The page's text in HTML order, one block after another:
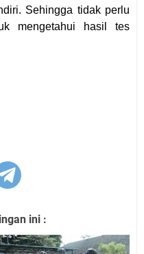
Sehingga tidak perlu
mengetahui hasil tes
ini :